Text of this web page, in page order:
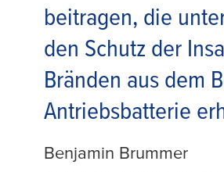
beitragen, die
den Schutz der
Bränden aus dem
Antriebsbatterie
Benjamin Brummer